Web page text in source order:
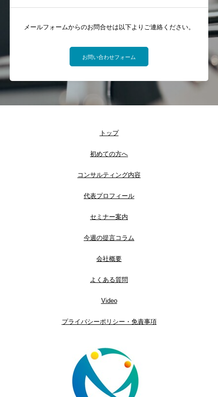
メールフォームからのお問合せは以下よりご連絡ください。
お問い合わせフォーム
トップ
初めての方へ
コンサルティング内容
代表プロフィール
セミナー案内
今週の提言コラム
会社概要
よくある質問
Video
プライバシーポリシー・免責事項